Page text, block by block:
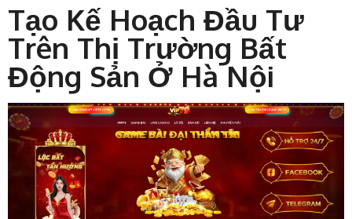
Tạo Kế Hoạch Đầu Tư
Trên Thị Trường Bất
Động Sản Ở Hà Nội